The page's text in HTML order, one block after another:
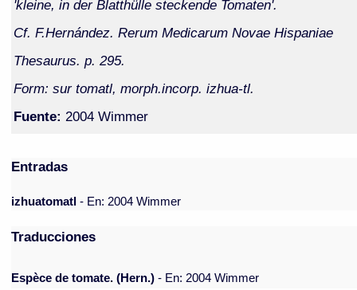
'kleine, in der Blatthülle steckende Tomaten'.
Cf. F.Hernández. Rerum Medicarum Novae Hispaniae
Thesaurus. p. 295.
Form: sur tomatl, morph.incorp. izhua-tl.
Fuente: 2004 Wimmer
Entradas
izhuatomatl- En: 2004 Wimmer
Traducciones
Espèce de tomate. (Hern.) - En: 2004 Wimmer